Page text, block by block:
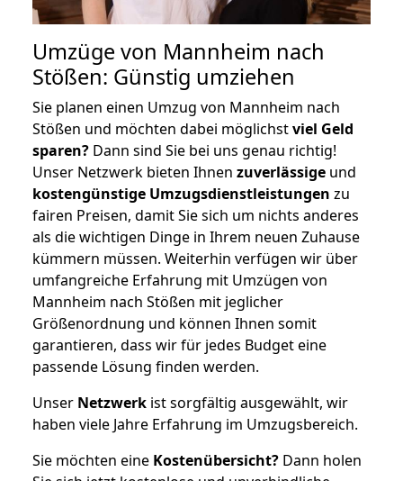
Umzüge von Mannheim nach
Stößen: Günstig umziehen
Sie planen einen Umzug von Mannheim nach
Stößen und möchten dabei möglichstviel Geld
sparen? Dann sind Sie bei uns genau richtig!
Unser Netzwerk bieten Ihnen zuverlässige und
kostengünstige Umzugsdienstleistungen zu
fairen Preisen, damit Sie sich um nichts anderes
als die wichtigen Dinge in Ihrem neuen Zuhause
kümmern müssen. Weiterhin verfügen wir über
umfangreiche Erfahrung mit Umzügen von
Mannheim nach Stößen mit jeglicher
Größenordnung und können Ihnen somit
garantieren, dass wir für jedes Budget eine
passende Lösung finden werden.
Unser Netzwerk ist sorgfältig ausgewählt, wir
haben viele Jahre Erfahrung im Umzugsbereich.
Sie möchten eine Kostenübersicht? Dann holen